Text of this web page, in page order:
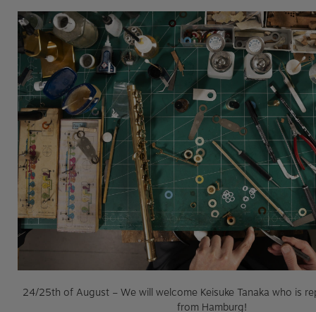
24/25th of August – We will welcome Keisuke Tanaka who is
from Hamburg!